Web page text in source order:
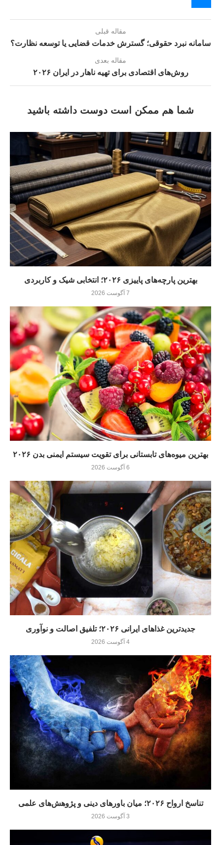
مقاله قبلی
سامانه نبرد حقوقی؛ گسترش خدمات قضایی یا توسعه نظارت؟
مقاله بعدی
روش‌های اقتصادی برای تهیه ناهار در ایران ۲۰۲۶
شما هم ممکن است دوست داشته باشید
بهترین پارچه‌های پاییزی ۲۰۲۶؛ انتخابی شیک و کاربردی
7 آگوست 2026
بهترین میوه‌های تابستانی برای تقویت سیستم ایمنی بدن ۲۰۲۶
6 آگوست 2026
جدیدترین غذاهای ایرانی ۲۰۲۶؛ تلفیق اصالت و نوآوری
4 آگوست 2026
تناسخ ارواح ۲۰۲۶؛ میان باورهای دینی و پژوهش‌های علمی
3 آگوست 2026